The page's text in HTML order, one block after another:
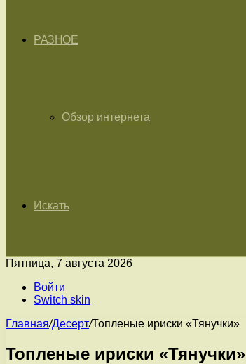
РАЗНОЕ
Обзор интернета
Искать
Пятница, 7 августа 2026
Войти
Switch skin
Главная/Десерт/Топленые ириски «Тянучки»
Топленые ириски «Тянучки»